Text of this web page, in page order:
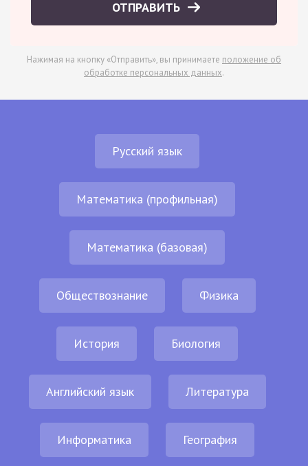
ОТПРАВИТЬ
Нажимая на кнопку «Отправить», вы принимаете положение об
обработке персональных данных.
Русский язык
Математика (профильная)
Математика (базовая)
Обществознание Физика
История Биология
Английский язык Литература
Информатика География